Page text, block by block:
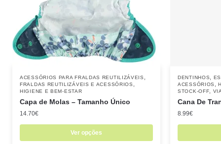
ACESSÓRIOS PARA FRALDAS REUTILIZÁVEIS
FRALDAS REUTILIZÁVEIS E ACESSÓRIOS
HIGIENE E BEM-ESTAR
Capa de Molas – Tamanho Único
14.70€
Ver opções
DENTINHOS
ACESSÓRIOS
,
STOCK-OFF
Cana De
8.99€